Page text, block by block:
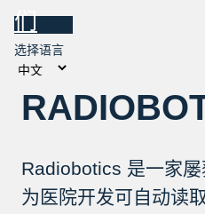
们
选择语言
Radiobotics 是一家屡
为医院开发可自动读